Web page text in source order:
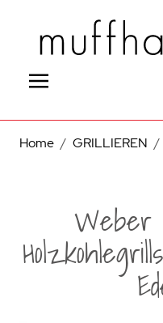
Home / GRILLIEREN /
Weber